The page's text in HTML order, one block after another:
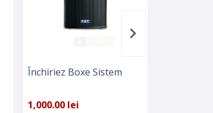
Închiriez Boxe Sistem
1,000.00 lei